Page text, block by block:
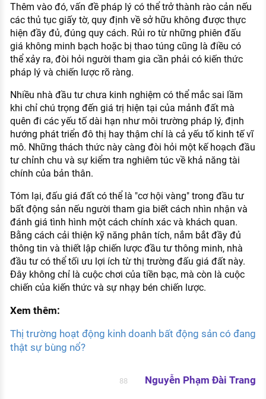
Thêm vào đó, vấn đề pháp lý có thể trở thành rào cản nếu
các thủ tục giấy tờ, quy định về sở hữu không được thực
hiện đầy đủ, đúng quy cách. Rủi ro từ những phiên đấu
giá không minh bạch hoặc bị thao túng cũng là điều có
thể xảy ra, đòi hỏi người tham gia cần phải có kiến thức
pháp lý và chiến lược rõ ràng.
Nhiều nhà đầu tư chưa kinh nghiệm có thể mắc sai lầm
khi chỉ chú trọng đến giá trị hiện tại của mảnh đất mà
quên đi các yếu tố dài hạn như môi trường pháp lý, định
hướng phát triển đô thị hay thậm chí là cả yếu tố kinh tế vĩ
mô. Những thách thức này càng đòi hỏi một kế hoạch đầu
tư chỉnh chu và sự kiểm tra nghiêm túc về khả năng tài
chính của bản thân.
Tóm lại, đấu giá đất có thể là "cơ hội vàng" trong đầu tư
bất động sản nếu người tham gia biết cách nhìn nhận và
đánh giá tình hình một cách chính xác và khách quan.
Bằng cách cải thiện kỹ năng phân tích, nắm bắt đầy đủ
thông tin và thiết lập chiến lược đầu tư thông minh, nhà
đầu tư có thể tối ưu lợi ích từ thị trường đấu giá đất này.
Đây không chỉ là cuộc chơi của tiền bạc, mà còn là cuộc
chiến của kiến thức và sự nhạy bén chiến lược.
Xem thêm:
Thị trường hoạt động kinh doanh bất động sản có đang
thật sự bùng nổ?
88 Nguyễn Phạm Đài Trang